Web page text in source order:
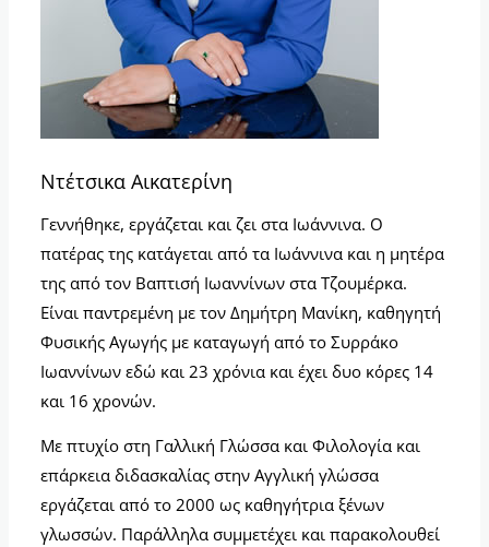
Ντέτσικα Αικατερίνη
Γεννήθηκε, εργάζεται και ζει στα Ιωάννινα. Ο
πατέρας της κατάγεται από τα Ιωάννινα και η μητέρα
της από τον Βαπτισή Ιωαννίνων στα Τζουμέρκα.
Είναι παντρεμένη με τον Δημήτρη Μανίκη, καθηγητή
Φυσικής Αγωγής με καταγωγή από το Συρράκο
Ιωαννίνων εδώ και 23 χρόνια και έχει δυο κόρες 14
και 16 χρονών.
Με πτυχίο στη Γαλλική Γλώσσα και Φιλολογία και
επάρκεια διδασκαλίας στην Αγγλική γλώσσα
εργάζεται από το 2000 ως καθηγήτρια ξένων
γλωσσών. Παράλληλα συμμετέχει και παρακολουθεί